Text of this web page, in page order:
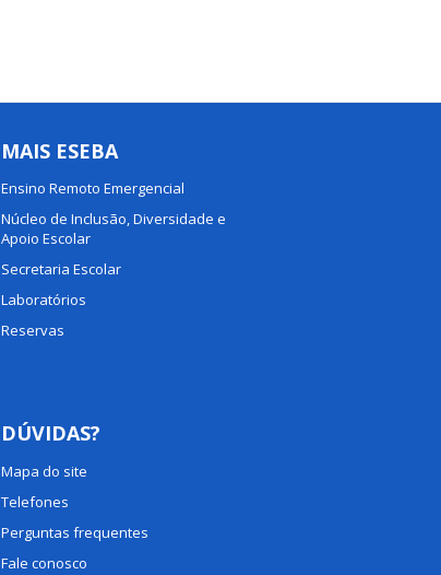
MAIS ESEBA
Ensino Remoto Emergencial
Núcleo de Inclusão, Diversidade e
Apoio Escolar
Secretaria Escolar
Laboratórios
Reservas
DÚVIDAS?
Mapa do site
Telefones
Perguntas frequentes
Fale conosco